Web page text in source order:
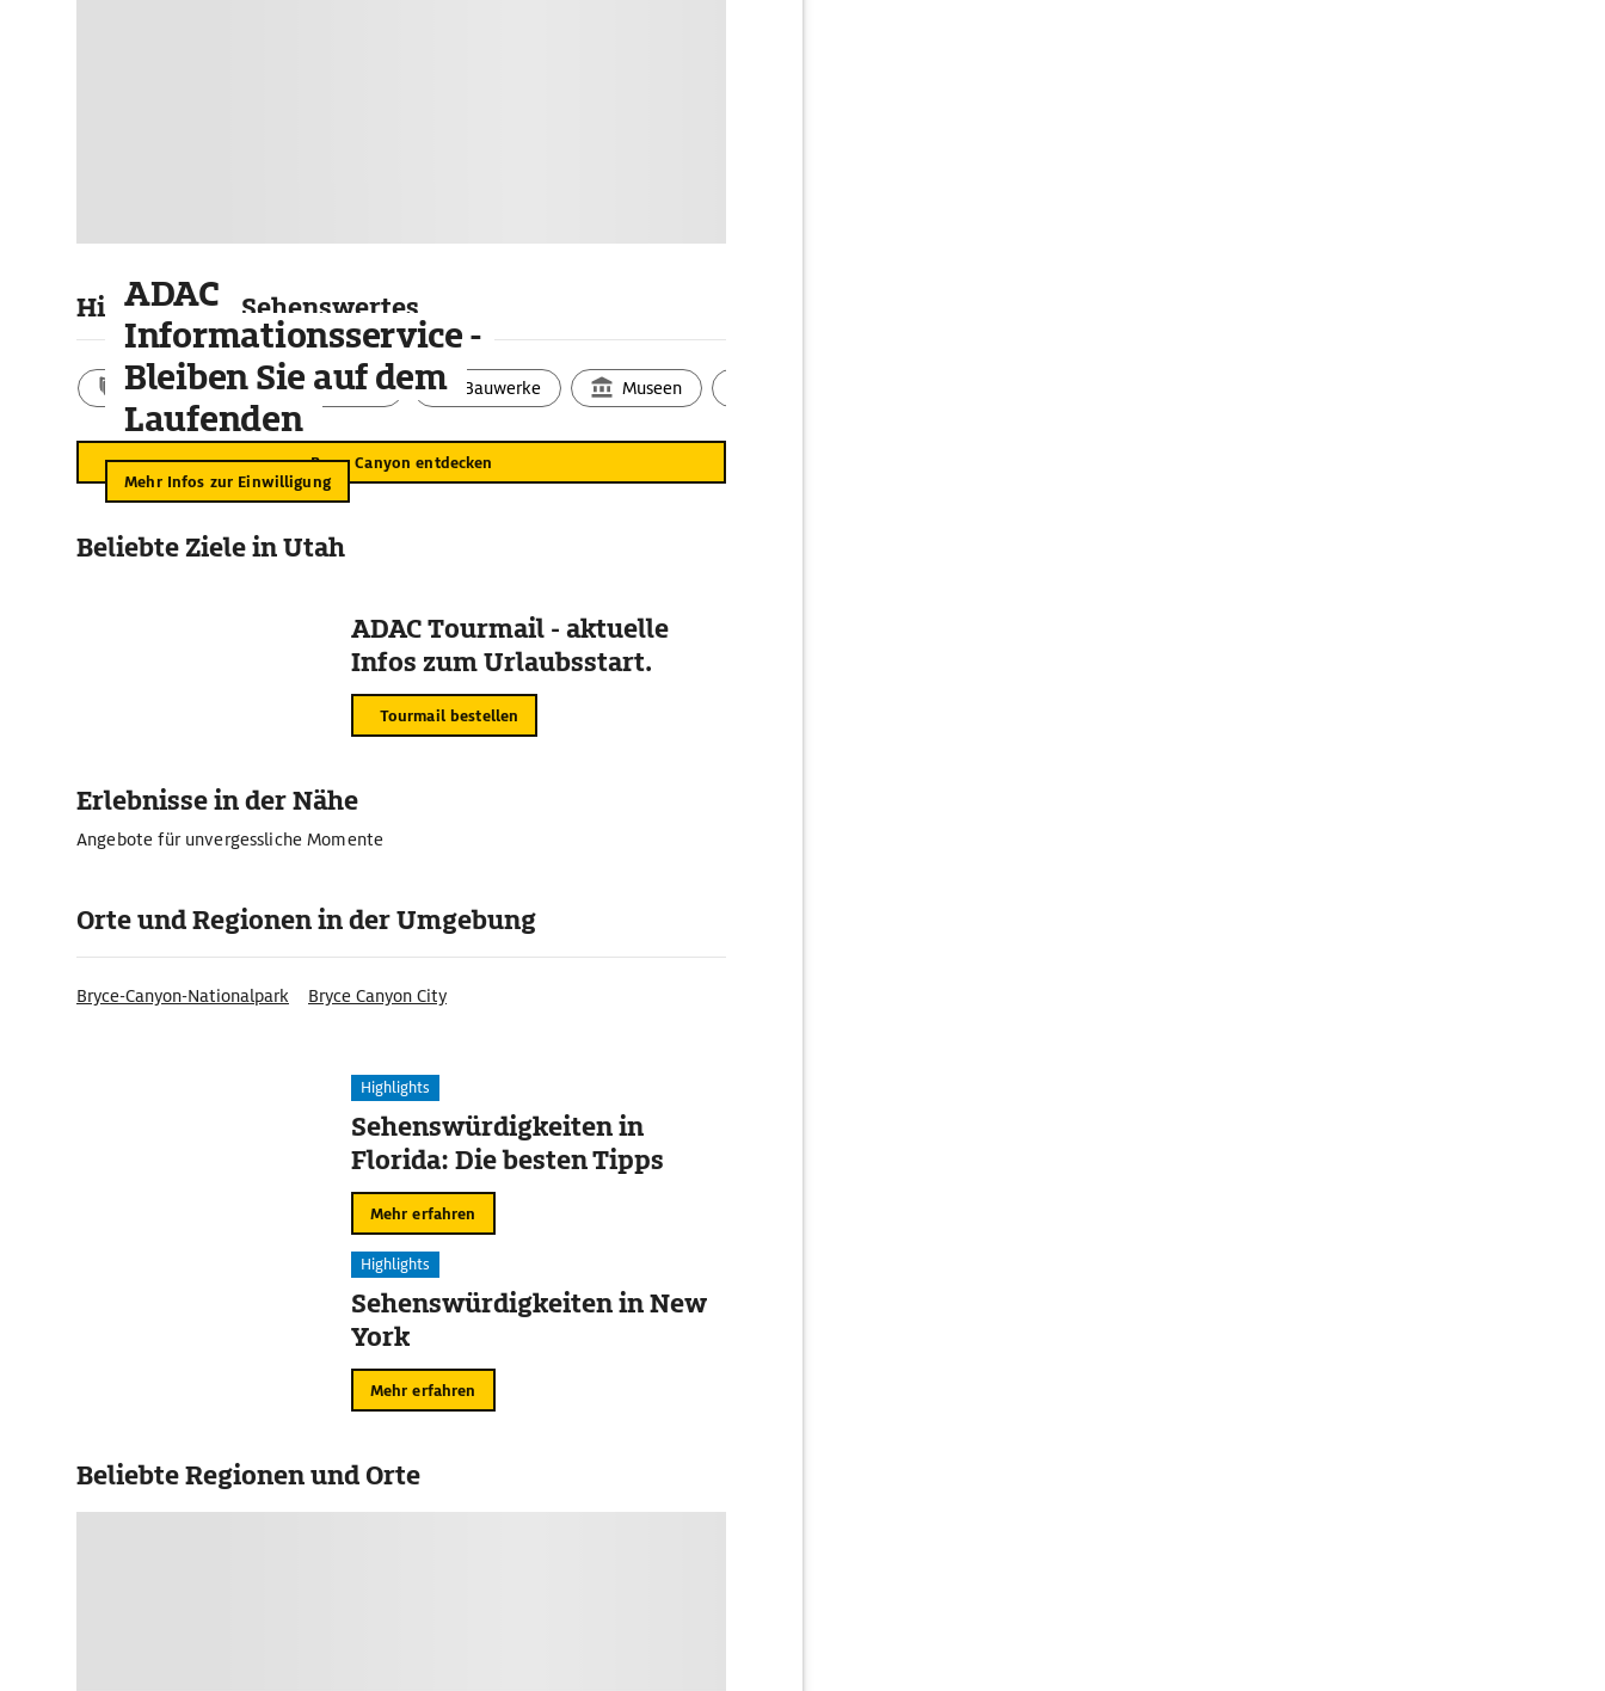
Highlights & Sehenswertes
Aktivitäten Landschaft Bauwerke Museen
Bryce Canyon entdecken
ADAC
Informationsservice -
Bleiben Sie auf dem
Laufenden
Mehr Infos zur Einwilligung
Beliebte Ziele in Utah
ADAC Tourmail - aktuelle
Infos zum Urlaubsstart.
Tourmail bestellen
Erlebnisse in der Nähe
Angebote für unvergessliche Momente
Orte und Regionen in der Umgebung
Bryce-Canyon-Nationalpark Bryce Canyon City
Highlights
Sehenswürdigkeiten in
Florida: Die besten Tipps
Mehr erfahren
Highlights
Sehenswürdigkeiten in New
York
Mehr erfahren
Beliebte Regionen und Orte